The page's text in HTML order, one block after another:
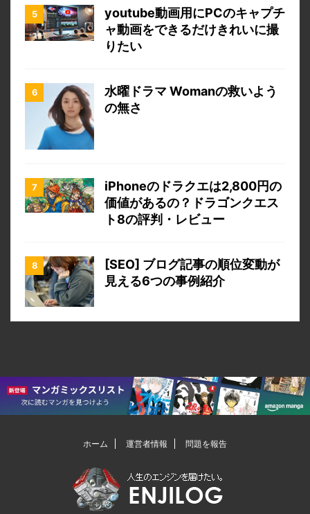
youtube動画用にPCのキャプチ
ャ動画をできるだけきれいに撮
りたい
水曜ドラマ Womanの救いよう
の無さ
iPhoneのドラクエは2,800円の
価値があるの？ドラゴンクエス
ト8の評判・レビュー
[SEO] ブログ記事の順位変動が
見える6つの事例紹介
ホーム 運営者情報 問題を報告